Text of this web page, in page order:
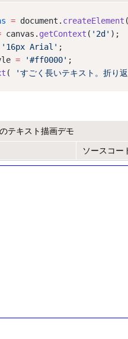
= document. createElement (
canvas. getContext ( '2d' );
'16px Arial' ;
= '#ff0000' ;
( 'すごく長いテキスト。折り